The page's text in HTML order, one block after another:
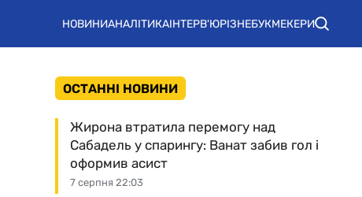
НОВИНИАНАЛІТИКАІНТЕРВ'ЮРІЗНЕБУКМЕКЕРИ
ОСТАННІ НОВИНИ
7 серпня 22:03
Жирона втратила перемогу над
Сабадель у спарингу: Ванат забив гол і
оформив асист